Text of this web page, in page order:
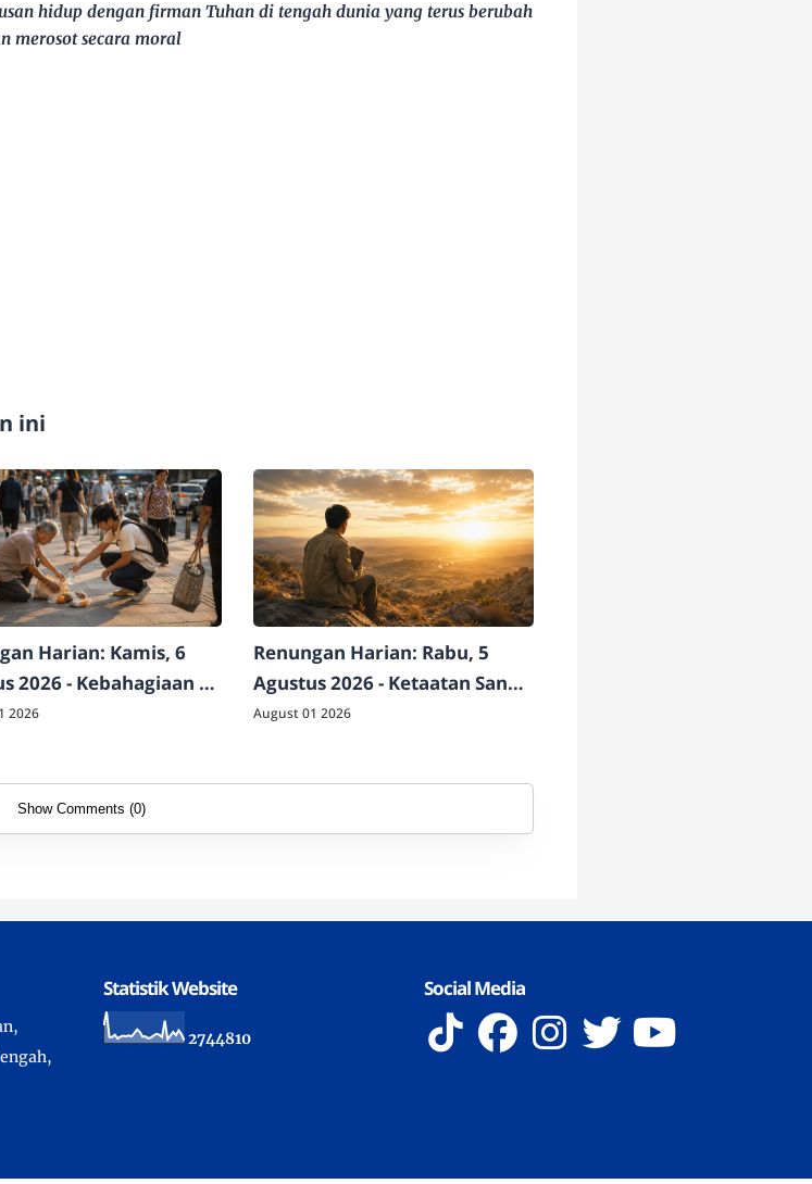
hidup dengan firman Tuhan di tengah dunia yang terus berubah
merosot secara moral
ini
Harian: Kamis, 6
2026 - Kebahagiaan di
Dunia
2026
Renungan Harian: Rabu, 5
Agustus 2026 - Ketaatan Sang
Raja Sejati
August 01 2026
Show Comments (0)
Statistik Website
2744810
Social Media